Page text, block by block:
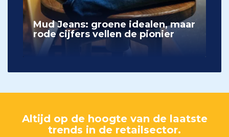
Mud Jeans: groene idealen, maar
rode cijfers vellen de pionier
Altijd op de hoogte van de laatste
trends in de retailsector.